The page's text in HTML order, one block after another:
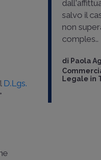
D.Lgs.
salvo il
non
comples..
di Paola
Legale in